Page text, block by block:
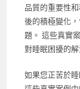
品質的重要性
後的積極變化
題。 這些真實
對睡眠困擾的解
如果您正苦於